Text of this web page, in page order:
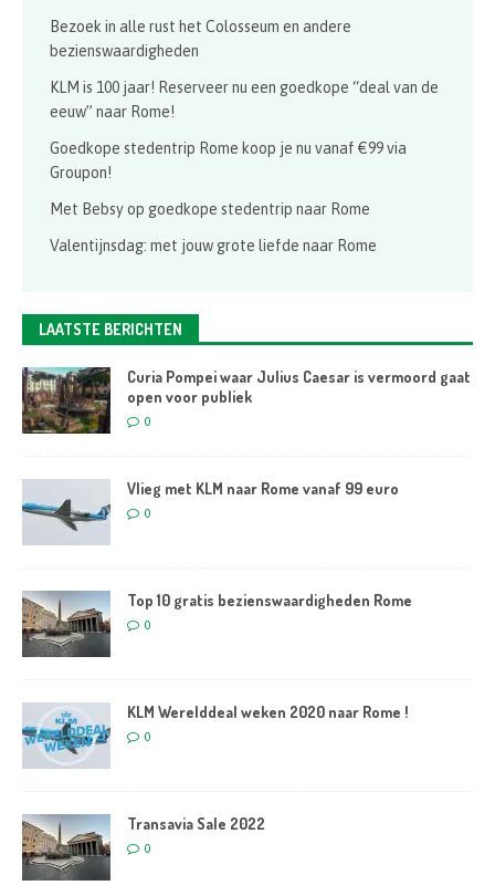
Bezoek in alle rust het Colosseum en andere
bezienswaardigheden
KLM is 100 jaar! Reserveer nu een goedkope “deal van de
eeuw” naar Rome!
Goedkope stedentrip Rome koop je nu vanaf €99 via
Groupon!
Met Bebsy op goedkope stedentrip naar Rome
Valentijnsdag: met jouw grote liefde naar Rome
LAATSTE BERICHTEN
Curia Pompei waar Julius Caesar is vermoord gaat
open voor publiek
0
Vlieg met KLM naar Rome vanaf 99 euro
0
Top 10 gratis bezienswaardigheden Rome
0
KLM Werelddeal weken 2020 naar Rome !
0
Transavia Sale 2022
0